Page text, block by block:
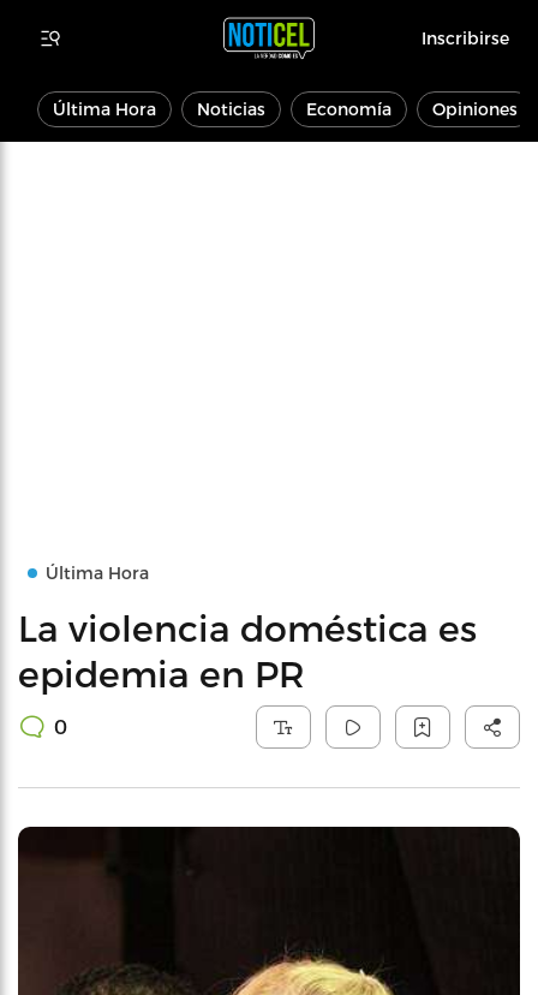
Inscribirse
Última Hora Noticias Economía Opiniones
Última Hora
La violencia doméstica es
epidemia en PR
0